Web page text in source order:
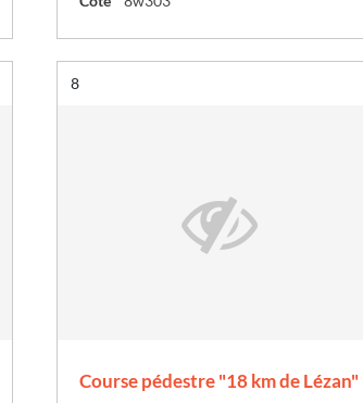
Résultat n°
8
Course pédestre "18 km de Lézan"